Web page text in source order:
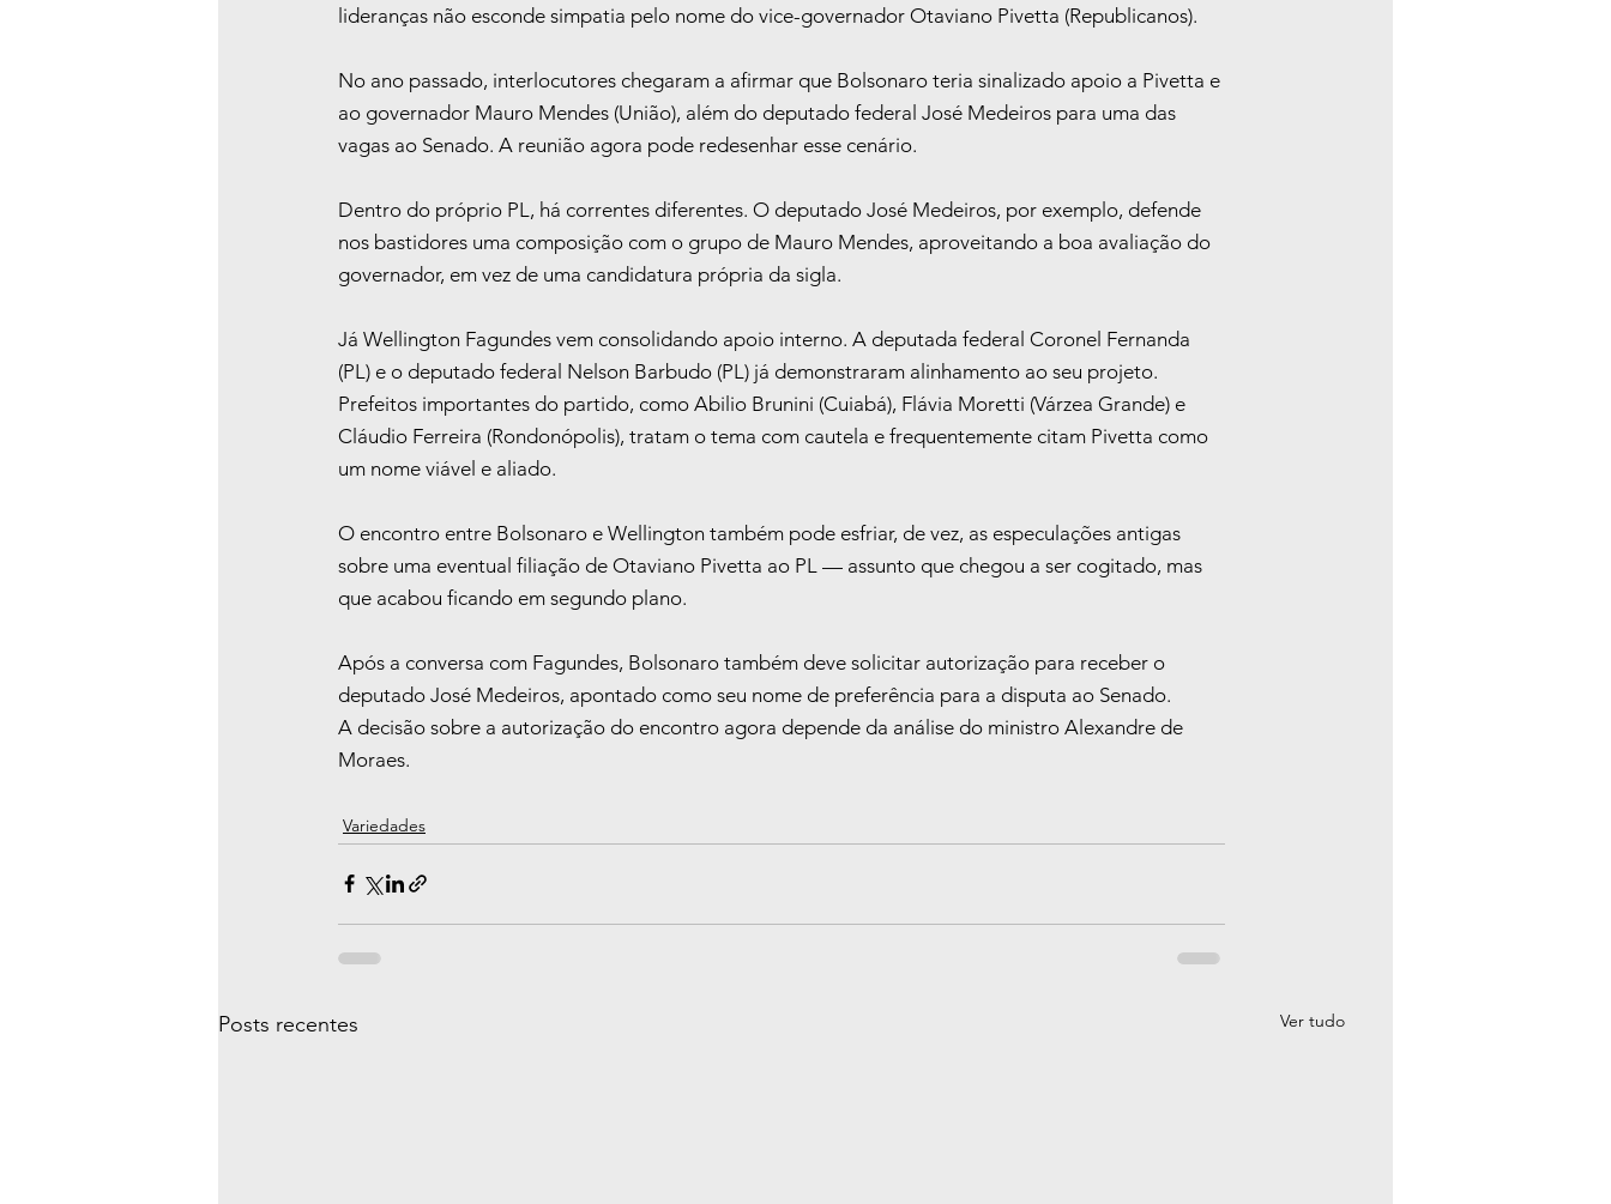
lideranças não esconde simpatia pelo nome do vice-governador Otaviano Pivetta (Republicanos).
No ano passado, interlocutores chegaram a afirmar que Bolsonaro teria sinalizado apoio a Pivetta e
ao governador Mauro Mendes (União), além do deputado federal José Medeiros para uma das
vagas ao Senado. A reunião agora pode redesenhar esse cenário.
Dentro do próprio PL, há correntes diferentes. O deputado José Medeiros, por exemplo, defende
nos bastidores uma composição com o grupo de Mauro Mendes, aproveitando a boa avaliação do
governador, em vez de uma candidatura própria da sigla.
Já Wellington Fagundes vem consolidando apoio interno. A deputada federal Coronel Fernanda
(PL) e o deputado federal Nelson Barbudo (PL) já demonstraram alinhamento ao seu projeto.
Prefeitos importantes do partido, como Abilio Brunini (Cuiabá), Flávia Moretti (Várzea Grande) e
Cláudio Ferreira (Rondonópolis), tratam o tema com cautela e frequentemente citam Pivetta como
um nome viável e aliado.
O encontro entre Bolsonaro e Wellington também pode esfriar, de vez, as especulações antigas
sobre uma eventual filiação de Otaviano Pivetta ao PL — assunto que chegou a ser cogitado, mas
que acabou ficando em segundo plano.
Após a conversa com Fagundes, Bolsonaro também deve solicitar autorização para receber o
deputado José Medeiros, apontado como seu nome de preferência para a disputa ao Senado.
A decisão sobre a autorização do encontro agora depende da análise do ministro Alexandre de
Moraes.
Variedades
Posts recentes Ver tudo